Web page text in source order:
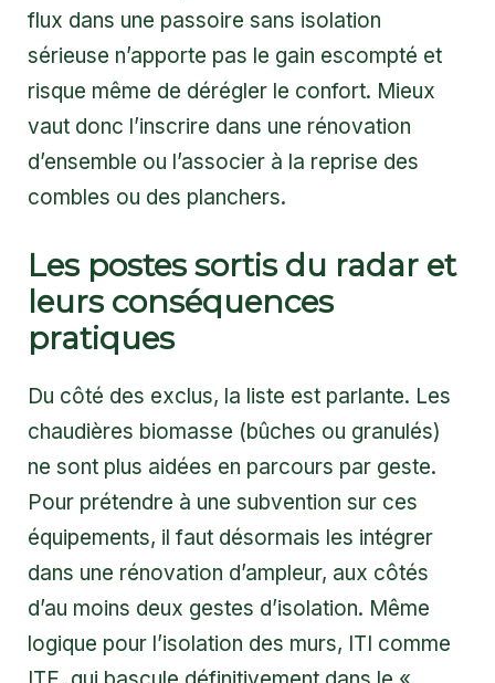
flux dans une passoire sans isolation
sérieuse n’apporte pas le gain escompté et
risque même de dérégler le confort. Mieux
vaut donc l’inscrire dans une rénovation
d’ensemble ou l’associer à la reprise des
combles ou des planchers.
Les postes sortis du radar et
leurs conséquences
pratiques
Du côté des exclus, la liste est parlante. Les
chaudières biomasse (bûches ou granulés)
ne sont plus aidées en parcours par geste.
Pour prétendre à une subvention sur ces
équipements, il faut désormais les intégrer
dans une rénovation d’ampleur, aux côtés
d’au moins deux gestes d’isolation. Même
logique pour l’isolation des murs, ITI comme